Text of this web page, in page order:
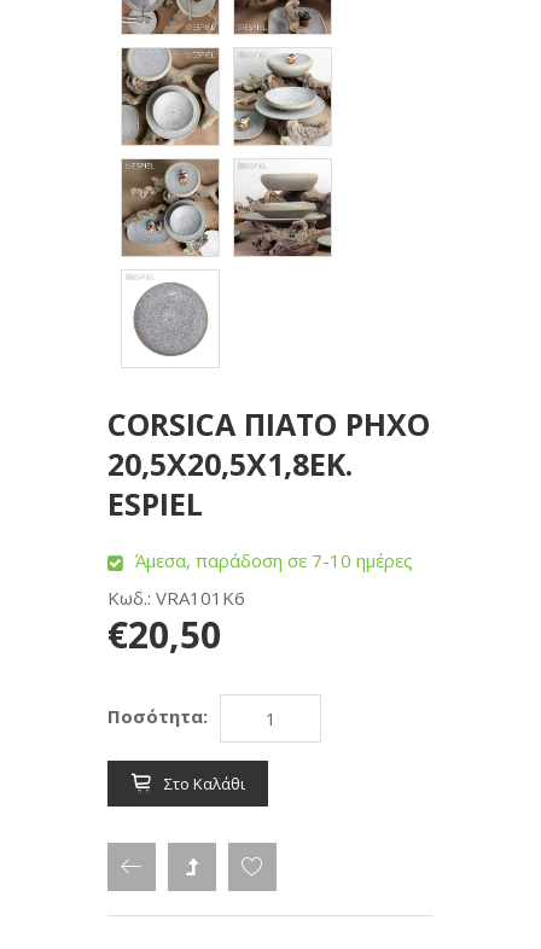
CORSICA ΠΙΑΤΟ ΡΗΧΟ
20,5Χ20,5Χ1,8ΕΚ.
ESPIEL
Άμεσα, παράδοση σε 7-10 ημέρες
Κωδ.: VRA101K6
€20,50
Ποσότητα:
Στο Καλάθι